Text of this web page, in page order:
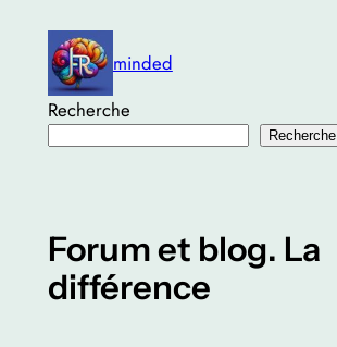
contenu
minded
Recherche
Recherche
Forum et blog. La
différence